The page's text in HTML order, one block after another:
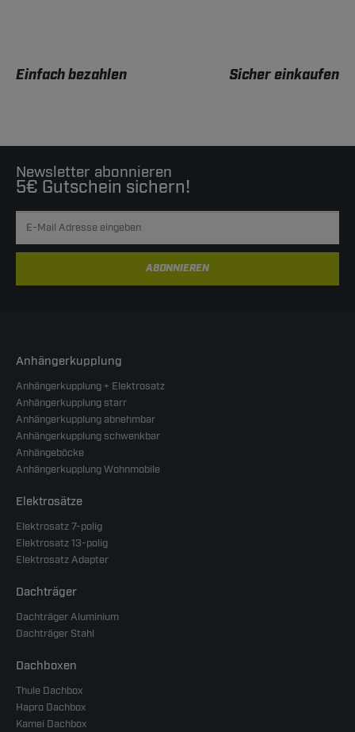
Einfach bezahlen Sicher einkaufen
Newsletter abonnieren
5€ Gutschein sichern!
ABONNIEREN
Anhängerkupplung
Anhängerkupplung + Elektrosatz
Anhängerkupplung starr
Anhängerkupplung abnehmbar
Anhängerkupplung schwenkbar
Anhängeböcke
Anhängerkupplung Wohnmobile
Elektrosätze
Elektrosatz 7-polig
Elektrosatz 13-polig
Elektrosatz Adapter
Dachträger
Dachträger Aluminium
Dachträger Stahl
Dachboxen
Thule Dachbox
Hapro Dachbox
Kamei Dachbox